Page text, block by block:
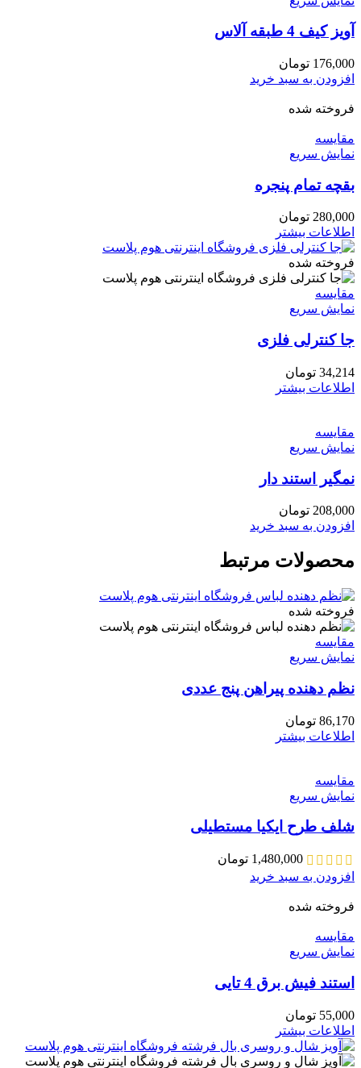
آویز کیف 4 طبقه آلاس
176,000 تومان
افزودن به سبد خرید
فروخته شده
مقايسه
نمایش سریع
بقچه تمام پنجره
280,000 تومان
اطلاعات بیشتر
فروخته شده
مقايسه
نمایش سریع
جا کنترلی فلزی
34,214 تومان
اطلاعات بیشتر
مقايسه
نمایش سریع
نمگیر استند دار
208,000 تومان
افزودن به سبد خرید
محصولات مرتبط
فروخته شده
مقايسه
نمایش سریع
نظم دهنده پیراهن پنج عددی
86,170 تومان
اطلاعات بیشتر
مقايسه
نمایش سریع
شلف طرح ایکیا مستطیلی
1,480,000 تومان
افزودن به سبد خرید
فروخته شده
مقايسه
نمایش سریع
استند فیش برق 4 تایی
55,000 تومان
اطلاعات بیشتر